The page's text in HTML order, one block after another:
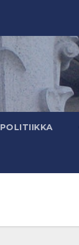
POLITIIKKA